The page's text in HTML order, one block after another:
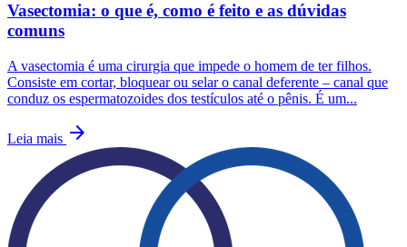
Vasectomia: o que é, como é feito e as dúvidas
comuns
A vasectomia é uma cirurgia que impede o homem de ter filhos.
Consiste em cortar, bloquear ou selar o canal deferente – canal que
conduz os espermatozoides dos testículos até o pênis. É um...
Leia mais arrow_forward